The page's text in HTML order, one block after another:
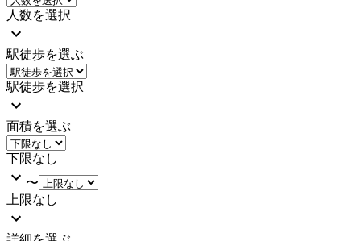
人数を選択
駅徒歩を選ぶ
駅徒歩を選択
面積を選ぶ
下限なし
〜
上限なし